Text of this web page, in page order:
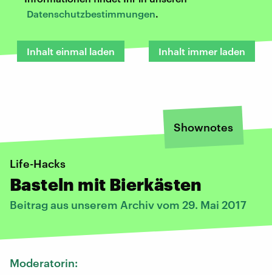
Datenschutzbestimmungen.
Inhalt einmal laden Inhalt immer laden
Shownotes
Life-Hacks
Basteln mit Bierkästen
Beitrag aus unserem Archiv vom 29. Mai 2017
Moderatorin: